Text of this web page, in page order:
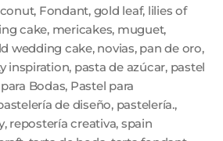
, Fondant, gold leaf, lilies of
cake, mericakes, muguet,
wedding cake, novias, pan de oro,
inspiration, pasta de azúcar, pastel
Bodas, Pastel para
de diseño, pastelería.,
, repostería creativa, spain